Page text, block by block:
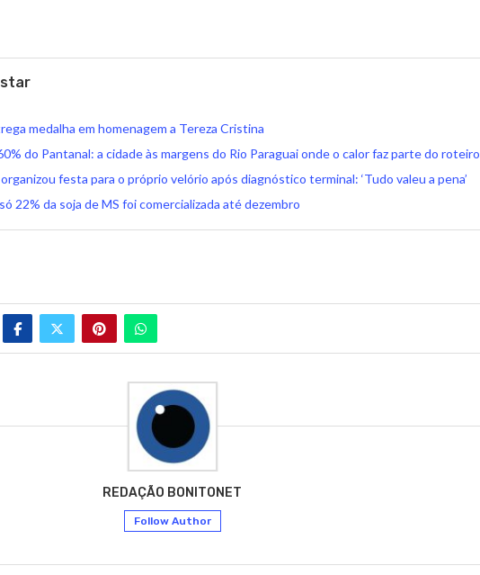
medalha em homenagem a Tereza Cristina
do Pantanal: a cidade às margens do Rio Paraguai onde o calor faz parte do roteiro
festa para o próprio velório após diagnóstico terminal: ‘Tudo valeu a pena’
22% da soja de MS foi comercializada até dezembro
REDAÇÃO BONITONET
Follow Author